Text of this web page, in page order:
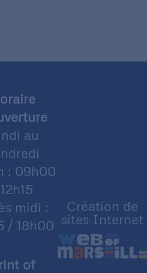
au
: 09h00
midi :
/ 18h00
of
Création de
sites Internet